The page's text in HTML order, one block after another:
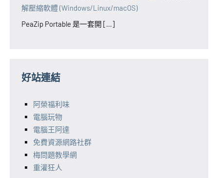
解壓縮軟體 (Windows/Linux/macOS)
PeaZip Portable 是一套開 [...]
好站連結
阿榮福利味
電腦玩物
電腦王阿達
免費資源網路社群
梅問題教學網
重灌狂人